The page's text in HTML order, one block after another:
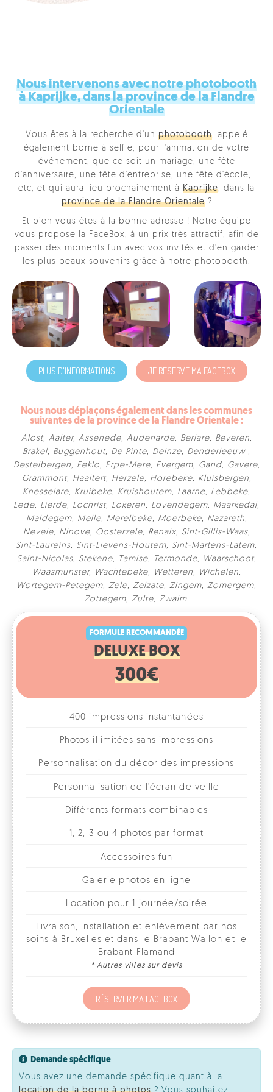
Nous intervenons avec notre photobooth
à Kaprijke, dans la province de la Flandre
Orientale
Vous êtes à la recherche d'un photobooth, appelé
également borne à selfie, pour l'animation de votre
événement, que ce soit un mariage, une fête
d'anniversaire, une fête d'entreprise, une fête d'école,...
etc, et qui aura lieu prochainement à Kaprijke, dans la
province de la Flandre Orientale?
Et bien vous êtes à la bonne adresse ! Notre équipe
vous propose la FaceBox, à un prix très attractif, afin de
passer des moments fun avec vos invités et d'en garder
les plus beaux souvenirs grâce à notre photobooth.
PLUS D'INFORMATIONS JE RÉSERVE MA FACEBOX
Nous nous déplaçons également dans les communes
suivantes de la province de la Flandre Orientale :
Alost, Aalter, Assenede, Audenarde, Berlare, Beveren,
Brakel, Buggenhout, De Pinte, Deinze, Denderleeuw ,
Destelbergen, Eeklo, Erpe-Mere, Evergem, Gand, Gavere,
Grammont, Haaltert, Herzele, Horebeke, Kluisbergen,
Knesselare, Kruibeke, Kruishoutem, Laarne, Lebbeke,
Lede, Lierde, Lochrist, Lokeren, Lovendegem, Maarkedal,
Maldegem, Melle, Merelbeke, Moerbeke, Nazareth,
Nevele, Ninove, Oosterzele, Renaix, Sint-Gillis-Waas,
Sint-Laureins, Sint-Lievens-Houtem, Sint-Martens-Latem,
Saint-Nicolas, Stekene, Tamise, Termonde, Waarschoot,
Waasmunster, Wachtebeke, Wetteren, Wichelen,
Wortegem-Petegem, Zele, Zelzate, Zingem, Zomergem,
Zottegem, Zulte, Zwalm.
FORMULE RECOMMANDÉE
DELUXE BOX
300€
400 impressions instantanées
Personnalisation du décor des impressions
Personnalisation de l'écran de veille
Différents formats combinables
1, 2, 3 ou 4 photos par format
soins à Bruxelles et dans le Brabant Wallon et le
* Autres villes sur devis
RÉSERVER MA FACEBOX
Demande spécifique
Vous avez une demande spécifique quant à la